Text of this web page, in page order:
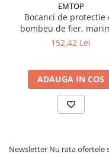
EMTOP
Bocanci de protectie
bombeu de fier,
39
152,42 Lei
ADAUGA IN COS
Newsletter Nu rata ofertele